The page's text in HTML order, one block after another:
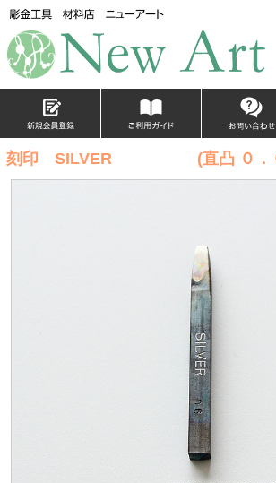
刻印 SILVER (直凸 ０．６